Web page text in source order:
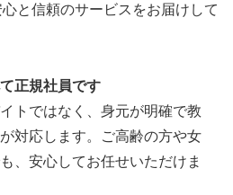
と信頼のサービスをお届けして
正規社員です
トではなく、身元が明確で教
対応します。ご高齢の方や女
、安心してお任せいただけま